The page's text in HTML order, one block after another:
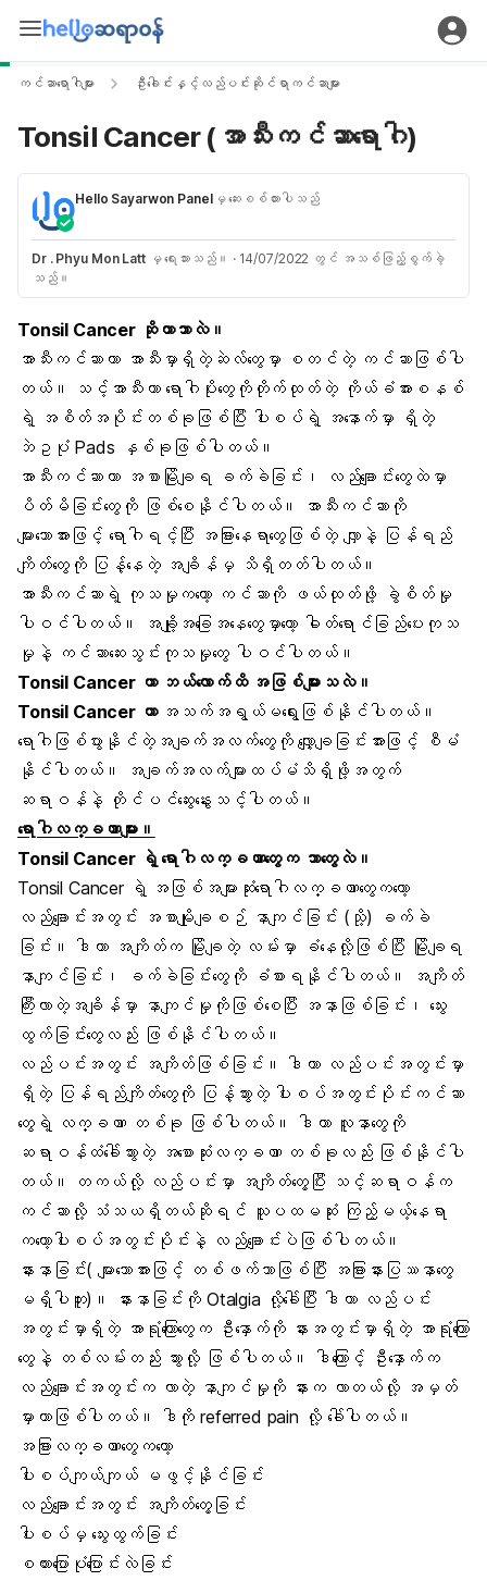
ကင်ဆာရောဂါများ ဦးခေါင်းနှင့်လည်ပင်းဆိုင်ရာကင်ဆာများ
Tonsil Cancer (အာသီးကင်ဆာရောဂါ)
Hello Sayarwon Panelမှ ဆေးစစ်ထားပါသည်
Dr . Phyu Mon Lattမှ ရေးသားသည်။ · 14/07/2022 တွင် အသစ်ဖြည့်စွက်ခဲ့
သည်။
Tonsil Cancer ဆိုတာဘာလဲ။
အာသီးကင်ဆာဟာ အာသီးမှာရှိတဲ့ဆဲလ်တွေမှာ စတင်တဲ့ ကင်ဆာဖြစ်ပါ
တယ်။ သင့်အာသီးဟာ ရောဂါပိုးတွေကိုတိုက်ထုတ်တဲ့ ကိုယ်ခံအားစနစ်
ရဲ့ အစိတ်အပိုင်းတစ်ခုဖြစ်ပြီး ပါးစပ်ရဲ့ အနောက်မှာ ရှိတဲ့
ဘဲဥပုံ Pads နှစ်ခုဖြစ်ပါတယ်။
အာသီးကင်ဆာဟာ အစာမြိုချရ ခက်ခဲခြင်း၊ လည်ချောင်းတွေထဲမှာ
ပိတ်မိခြင်းတွေကို ဖြစ်စေနိုင်ပါတယ်။ အာသီးကင်ဆာကို
များသောအားဖြင့် ရောဂါရင့်ပြီး အခြားနေရာတွေဖြစ်တဲ့ လျှာနဲ့ ပြန်ရည်
ကျိတ်တွေကို ပြန့်နေတဲ့ အချိန်မှ သိရှိတတ်ပါတယ်။
အာသီးကင်ဆာရဲ့ ကုသမှုကတော့ ကင်ဆာကို ဖယ်ထုတ်ဖို့ ခွဲစိတ်မှု
ပါဝင်ပါတယ်။ အချို့အခြေအနေတွေမှာတော့ ဓါတ်ရောင်ခြည်ပေးကုသ
မှုနဲ့ ကင်ဆာဆေးသွင်းကုသမှုတွေ ပါဝင်ပါတယ်။
Tonsil Cancer ဟာ ဘယ်လောက်ထိ အဖြစ်များသလဲ။
Tonsil Cancer ဟာ အသက်အရွယ်မရွေးဖြစ်နိုင်ပါတယ်။
ရောဂါဖြစ်ပွားနိုင်တဲ့အချက်အလက်တွေကို လျှော့ချခြင်းအားဖြင့် စီမံ
နိုင်ပါတယ်။ အချက်အလက်များထပ်မံသိရှိဖို့အတွက်
ဆရာဝန်နဲ့ တိုင်ပင်ဆွေးနွေးသင့်ပါတယ်။
ရောဂါလက္ခဏာများ။
Tonsil Cancer ရဲ့ ရောဂါလက္ခဏာတွေက ဘာတွေလဲ။
Tonsil Cancer ရဲ့ အဖြစ်အများဆုံးရောဂါလက္ခဏာတွေကတော့
လည်ချောင်းအတွင်း အစာမျိုချစဉ် နာကျင်ခြင်း (သို့) ခက်ခဲ
ခြင်း။ ဒါဟာ အကျိတ်က မြိုချတဲ့ လမ်းမှာ ခံနေလို့ဖြစ်ပြီး မြိုချရ
နာကျင်ခြင်း၊ ခက်ခဲခြင်းတွေကို ခံစားရနိုင်ပါတယ်။ အကျိတ်
ကြီးလာတဲ့အချိန်မှာ နာကျင်မှုကိုဖြစ်စေပြီး အနာဖြစ်ခြင်း၊ သွေး
ထွက်ခြင်းတွေလည်း ဖြစ်နိုင်ပါတယ်။
လည်ပင်းအတွင်း အကျိတ်ဖြစ်ခြင်း။ ဒါဟာ လည်ပင်းအတွင်းမှာ
ရှိတဲ့ ပြန်ရည်ကျိတ်တွေကို ပြန့်သွားတဲ့ ပါးစပ်အတွင်းပိုင်းကင်ဆာ
တွေရဲ့ လက္ခဏာ တစ်ခု ဖြစ်ပါတယ်။ ဒါဟာ လူနာတွေကို
ဆရာဝန်ထံခေါ်သွားတဲ့ အစောဆုံးလက္ခဏာ တစ်ခုလည်း ဖြစ်နိုင်ပါ
တယ်။ တကယ်လို့ လည်ပင်းမှာ အကျိတ်တွေ့ပြီး သင့်ဆရာဝန်က
ကင်ဆာလို့ သံသယရှိတယ်ဆိုရင် သူပထမဆုံး ကြည့်မယ့်နေရာ
ကတော့ပါးစပ်အတွင်းပိုင်းနဲ့ လည်ချောင်းပဲဖြစ်ပါတယ်။
နားနာခြင်း( များသောအားဖြင့် တစ်ဖက်သာဖြစ်ပြီး အခြားနားပြဿနာတွေ
မရှိပါဘူး)။ နားနာခြင်းကို Otalgia လို့ခေါ်ပြီး ဒါဟာ လည်ပင်း
အတွင်းမှာရှိတဲ့ အာရုံကြောတွေက ဦးနှောက်ကို နားအတွင်းမှာရှိတဲ့ အာရုံကြော
တွေနဲ့ တစ်လမ်းတည်း သွားလို့ ဖြစ်ပါတယ်။ ဒါကြောင့် ဦးနှောက်က
လည်ချောင်းအတွင်းက လာတဲ့ နာကျင်မှုကို နားက လာတယ်လို့ အမှတ်
မှားတာဖြစ်ပါတယ်။ ဒါကို referred pain လို့ ခေါ်ပါတယ်။
အခြားလက္ခဏာတွေကတော့
ပါးစပ်ကျယ်ကျယ် မဖွင့်နိုင်ခြင်း
လည်ချောင်းအတွင်း အကျိတ်တွေ့ခြင်း
ပါးစပ်မှ သွေးထွက်ခြင်း
စကားပြောပုံပြောင်းလဲခြင်း